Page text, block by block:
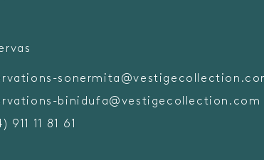
binidufa@vestigecollection.com
911 11 81 61